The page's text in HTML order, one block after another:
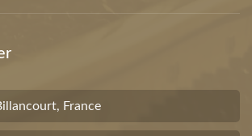
France